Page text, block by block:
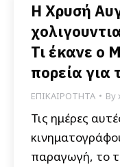
Η Χρυσή
Τι έκανε ο
πορεία για
ΕΠΙΚΑΙΡΟΤΗΤΑ By
Τις ημέρες
παραγωγή, το